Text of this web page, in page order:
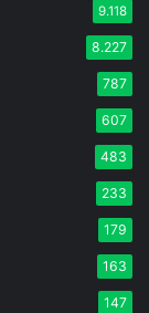
9.118
8.227
787
607
483
233
179
163
147